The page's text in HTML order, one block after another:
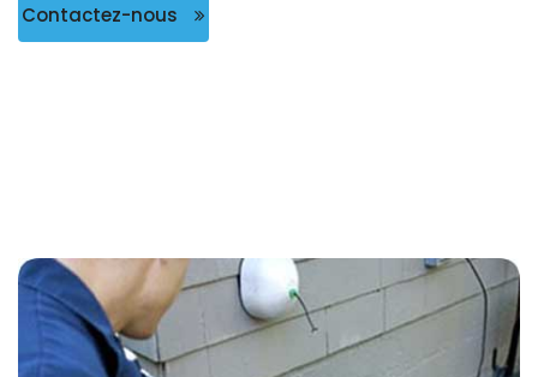
Contactez-nous